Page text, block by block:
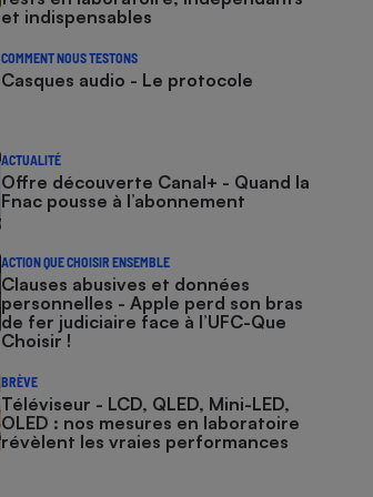
et indispensables
COMMENT NOUS TESTONS
Casques audio - Le protocole
ACTUALITÉ
Offre découverte Canal+ - Quand la
Fnac pousse à l’abonnement
ACTION QUE CHOISIR ENSEMBLE
Clauses abusives et données
personnelles - Apple perd son bras
de fer judiciaire face à l’UFC-Que
Choisir !
BRÈVE
Téléviseur - LCD, QLED, Mini-LED,
OLED : nos mesures en laboratoire
révèlent les vraies performances